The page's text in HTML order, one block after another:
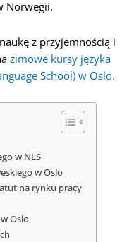
Norwegii.
z przyjemnością i
zimowe kursy języka
School) w Oslo.
w NLS
w Oslo
na rynku pracy
Oslo